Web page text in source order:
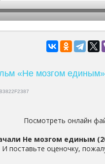
«Не мозгом единым»
Посмотреть онлайн
Не мозгом единым
поставьте оценочку,